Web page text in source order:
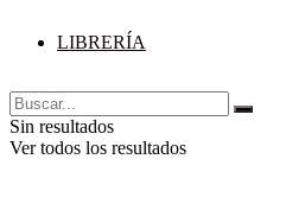
LIBRERÍA
Sin resultados
Ver todos los resultados